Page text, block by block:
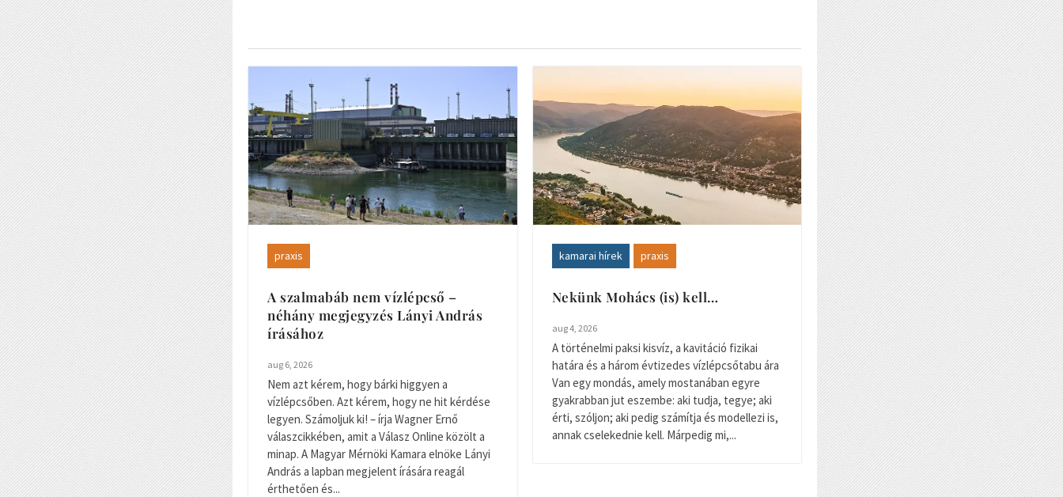
praxis
A szalmabáb nem vízlépcső –
néhány megjegyzés Lányi András
írásához
aug 6, 2026
Nem azt kérem, hogy bárki higgyen a
vízlépcsőben. Azt kérem, hogy ne hit kérdése
legyen. Számoljuk ki! – írja Wagner Ernő
válaszcikkében, amit a Válasz Online közölt a
minap. A Magyar Mérnöki Kamara elnöke Lányi
András a lapban megjelent írására reagál
érthetően és...
kamarai hírek praxis
Nekünk Mohács (is) kell…
aug 4, 2026
A történelmi paksi kisvíz, a kavitáció fizikai
határa és a három évtizedes vízlépcsőtabu ára
Van egy mondás, amely mostanában egyre
gyakrabban jut eszembe: aki tudja, tegye; aki
érti, szóljon; aki pedig számítja és modellezi is,
annak cselekednie kell. Márpedig mi,...